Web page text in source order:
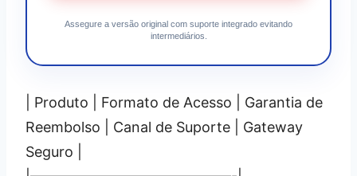
Assegure a versão original com suporte integrado evitando
intermediários.
| Produto | Formato de Acesso | Garantia de
Reembolso | Canal de Suporte | Gateway
Seguro |